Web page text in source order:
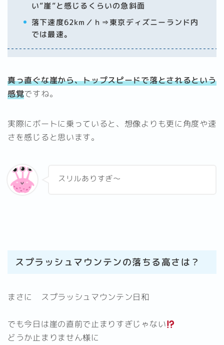
い”崖”と感じるくらいの急斜面
落下速度62km／ｈ⇒東京ディズニーランド内
では最速。
真っ直ぐな崖から、トップスピードで落とされるという
感覚ですね。
実際にボートに乗っていると、想像よりも更に角度や速
さを感じると思います。
スリルありすぎ～
スプラッシュマウンテンの落ちる高さは？
まさに スプラッシュマウンテン日和
でも今日は崖の直前で止まりすぎじゃない
どうか止まりません様に